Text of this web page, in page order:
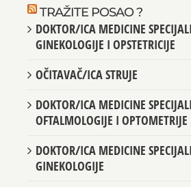
TRAŽITE POSAO ?
DOKTOR/ICA MEDICINE
GINEKOLOGIJE I OPSTETRICIJE
OČITAVAČ/ICA STRUJE
DOKTOR/ICA MEDICINE
OFTALMOLOGIJE I OPTOMETRIJE
DOKTOR/ICA MEDICINE
GINEKOLOGIJE